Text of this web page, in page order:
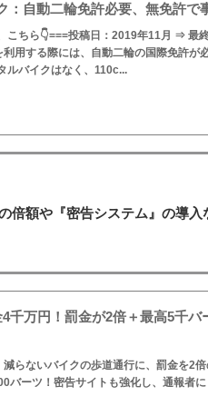
：自動二輪免許必要、無免許
こちら👇===投稿日：2019年11月 ⇒ 最
利用する際には、自動二輪の国際免許が
ルバイクはなく、110c...
倍額や『密告システム』の導入
千万円！罰金が2倍＋最高5千バ
らないバイクの歩道通行に、罰金を2
バーツ！密告サイトも強化し、通報者